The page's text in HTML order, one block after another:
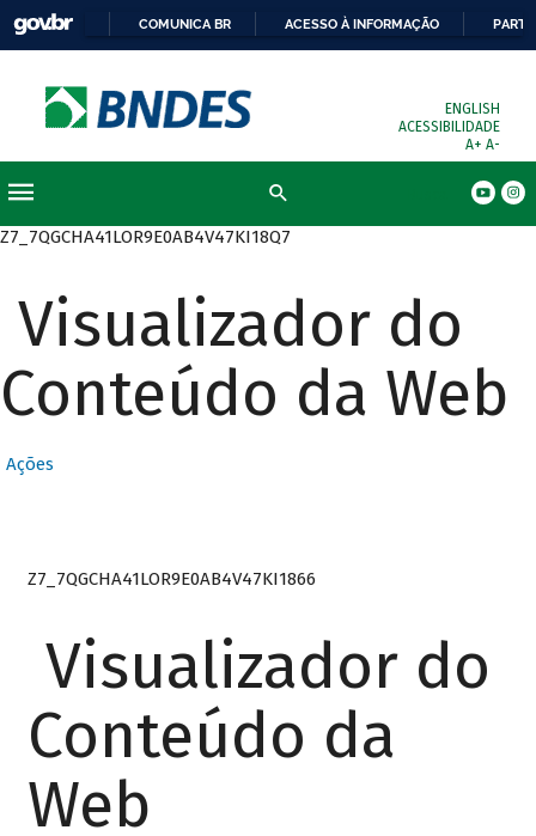
COMUNICA BR ACESSO À INFORMAÇÃO
ENGLISH
ACESSIBILIDADE
A+ A-
Z7_7QGCHA41LOR9E0AB4V47KI18Q7
Visualizador do
Conteúdo da Web
Ações
Z7_7QGCHA41LOR9E0AB4V47KI1866
Visualizador do
Conteúdo da
Web